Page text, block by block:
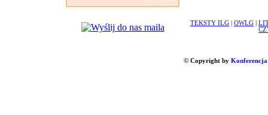
TEKSTY ILG OWLG
© Copyright by Konferencja